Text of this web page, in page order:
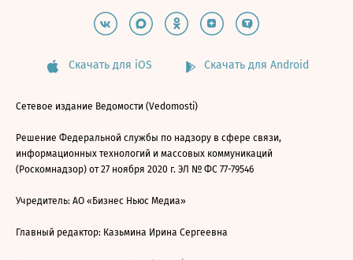
Скачать для iOS Скачать для Android
Сетевое издание Ведомости (Vedomosti)
Решение Федеральной службы по надзору в сфере связи,
информационных технологий и массовых коммуникаций
(Роскомнадзор) от 27 ноября 2020 г. ЭЛ № ФС 77-79546
Учредитель: АО «Бизнес Ньюс Медиа»
Главный редактор: Казьмина Ирина Сергеевна